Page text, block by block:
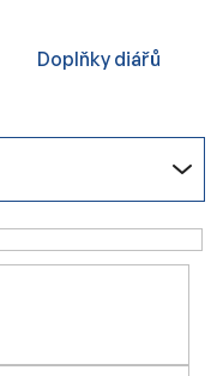
Doplňky diářů